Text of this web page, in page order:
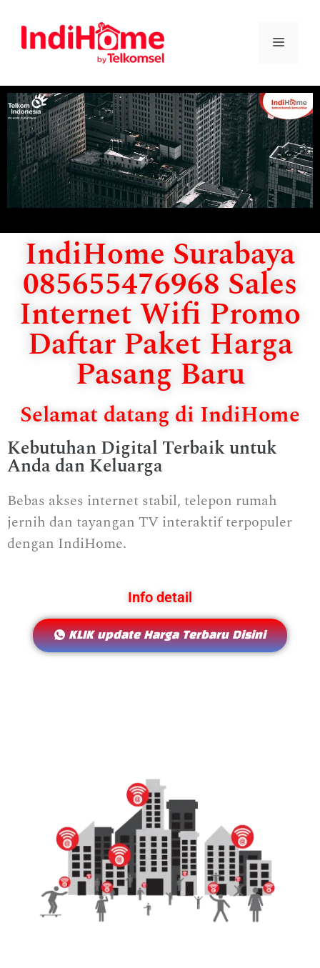
IndiHome Surabaya
085655476968 Sales
Internet Wifi Promo
Daftar Paket Harga
Pasang Baru
Selamat datang di IndiHome
Kebutuhan Digital Terbaik untuk
Anda dan Keluarga
Bebas akses internet stabil, telepon rumah
jernih dan tayangan TV interaktif terpopuler
dengan IndiHome.
Info detail
KLIK update Harga Terbaru Disini